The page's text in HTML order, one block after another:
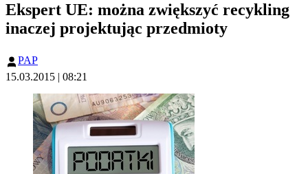
Ekspert UE: można zwiększyć recykling
inaczej projektując przedmioty
PAP
15.03.2015 | 08:21